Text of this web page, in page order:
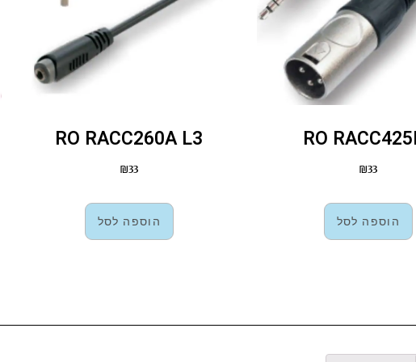
RO
₪33
הוספה לסל
RO RACC260A L3
₪33
הוספה לסל